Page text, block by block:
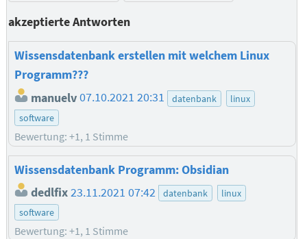
akzeptierte Antworten
Wissensdatenbank erstellen mit welchem Linux
Programm???
manuelv07.10.2021 20:31 datenbank
linux
software
Bewertung: +1, 1 Stimme
Wissensdatenbank Programm: Obsidian
dedlfix23.11.2021 07:42 datenbank
linux
software
Bewertung: +1, 1 Stimme